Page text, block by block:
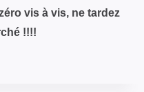
vis à vis, ne tardez
!!!!